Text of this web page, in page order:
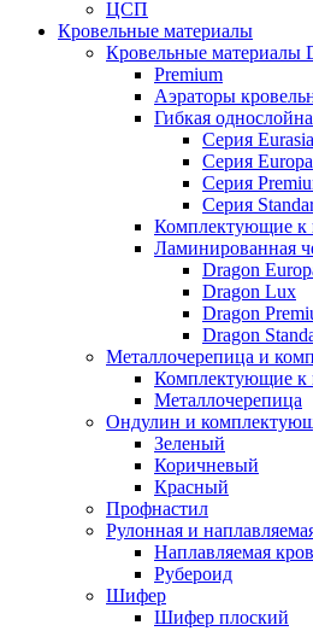
ЦСП
Кровельные материалы
Кровельные материалы
Premium
Аэраторы
Гибкая
Серия Eurasia
Серия Europa
Серия
Серия
Комплектующие к
Ламинированная
Dragon
Dragon Lux
Dragon
Dragon
Металлочерепица и
Комплектующие к
Металлочерепица
Ондулин и
Зеленый
Коричневый
Красный
Профнастил
Рулонная и
Наплавляемая
Рубероид
Шифер
Шифер плоский